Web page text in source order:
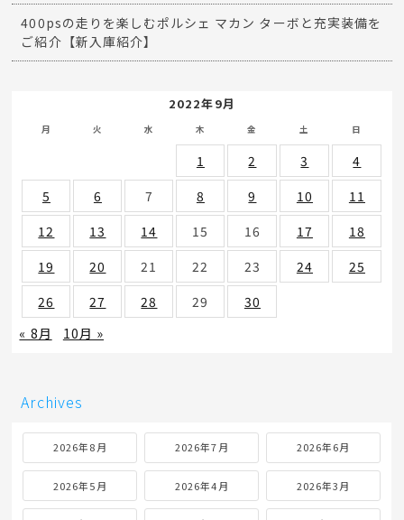
400psの走りを楽しむポルシェ マカン ターボと充実装備を
ご紹介【新入庫紹介】
2022年9月
月 火 水 木 金 土 日
1 2 3
4
5
6 7 8 9 10
11
12
13 14 15 16 17
18
19
20 21 22 23 24
25
26
27 28 29
30
« 8月
10月 »
Archives
2026年8月 2026年7月 2026年6月
2026年5月 2026年4月 2026年3月